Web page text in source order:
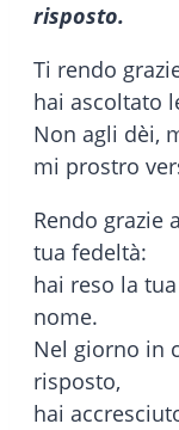
risposto.
Ti rendo
hai ascoltato
Non agli dèi,
mi prostro
Rendo grazie
tua fedeltà:
hai reso la
nome.
Nel giorno in
risposto,
hai